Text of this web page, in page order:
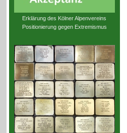
Erklärung des Kölner Alpenvereins
Positionierung gegen Extremismus